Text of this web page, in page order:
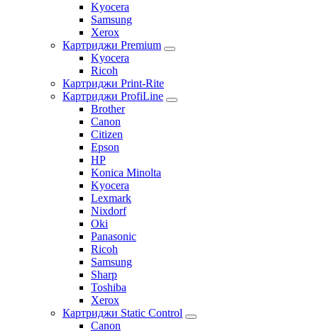
Kyocera
Samsung
Xerox
Картриджи Premium
Kyocera
Ricoh
Картриджи Print-Rite
Картриджи ProfiLine
Brother
Canon
Citizen
Epson
HP
Konica Minolta
Kyocera
Lexmark
Nixdorf
Oki
Panasonic
Ricoh
Samsung
Sharp
Toshiba
Xerox
Картриджи Static Control
Canon